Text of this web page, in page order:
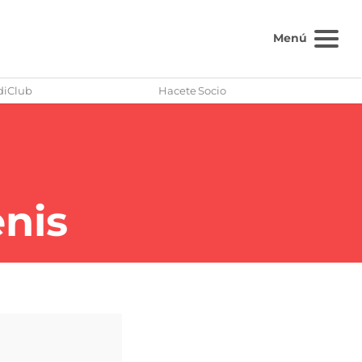
Menú
Hacete Socio